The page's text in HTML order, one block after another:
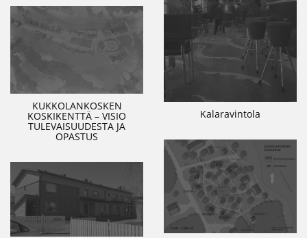
Kalaravintola
KUKKOLANKOSKEN
KOSKIKENTTÄ – VISIO
TULEVAISUUDESTA JA
OPASTUS